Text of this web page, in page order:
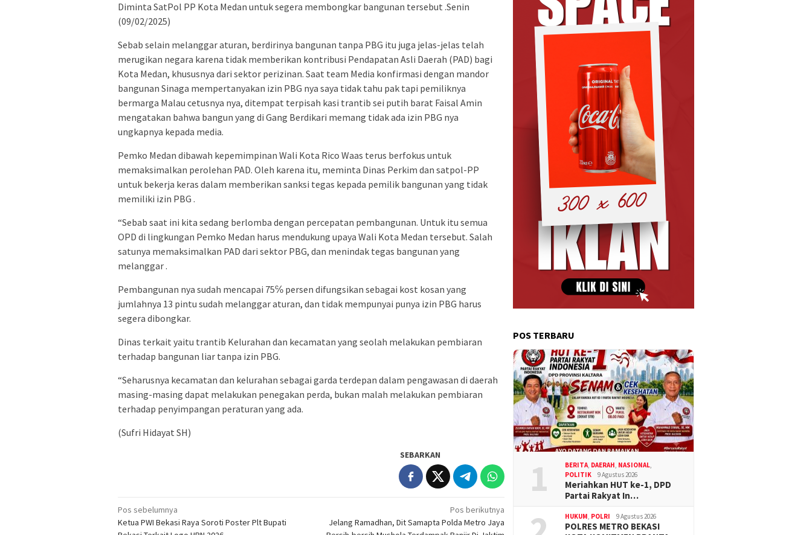
Diminta SatPol PP Kota Medan untuk segera membongkar bangunan tersebut .Senin
(09/02/2025)
Sebab selain melanggar aturan, berdirinya bangunan tanpa PBG itu juga jelas-jelas telah
merugikan negara karena tidak memberikan kontribusi Pendapatan Asli Daerah (PAD) bagi
Kota Medan, khususnya dari sektor perizinan. Saat team Media konfirmasi dengan mandor
bangunan Sinaga mempertanyakan izin PBG nya saya tidak tahu pak tapi pemiliknya
bermarga Malau cetusnya nya, ditempat terpisah kasi trantib sei putih barat Faisal Amin
mengatakan bahwa bangun yang di Gang Berdikari memang tidak ada izin PBG nya
ungkapnya kepada media.
Pemko Medan dibawah kepemimpinan Wali Kota Rico Waas terus berfokus untuk
memaksimalkan perolehan PAD. Oleh karena itu, meminta Dinas Perkim dan satpol-PP
untuk bekerja keras dalam memberikan sanksi tegas kepada pemilik bangunan yang tidak
memiliki izin PBG .
“Sebab saat ini kita sedang berlomba dengan percepatan pembangunan. Untuk itu semua
OPD di lingkungan Pemko Medan harus mendukung upaya Wali Kota Medan tersebut. Salah
satunya memaksimalkan PAD dari sektor PBG, dan menindak tegas bangunan yang
melanggar .
Pembangunan nya sudah mencapai 75℅ persen difungsikan sebagai kost kosan yang
jumlahnya 13 pintu sudah melanggar aturan, dan tidak mempunyai punya izin PBG harus
segera dibongkar.
Dinas terkait yaitu trantib Kelurahan dan kecamatan yang seolah melakukan pembiaran
terhadap bangunan liar tanpa izin PBG.
“Seharusnya kecamatan dan kelurahan sebagai garda terdepan dalam pengawasan di daerah
masing-masing dapat melakukan penegakan perda, bukan malah melakukan pembiaran
terhadap penyimpangan peraturan yang ada.
(Sufri Hidayat SH)
SEBARKAN
Navigasi
pos
Pos sebelumnya
Ketua PWI Bekasi Raya Soroti Poster Plt Bupati
Pos berikutnya
Jelang Ramadhan, Dit Samapta Polda Metro Jaya
POS TERBARU
1 BERITA, DAERAH, NASIONAL,
POLITIK
9 Agustus 2026
Meriahkan HUT ke-1, DPD
Partai Rakyat In…
HUKUM, POLRI 9 Agustus 2026
POLRES METRO BEKASI